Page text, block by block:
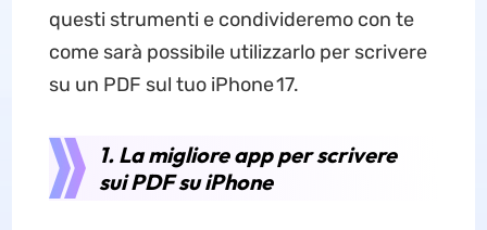
questi strumenti e condivideremo con te
come sarà possibile utilizzarlo per scrivere
su un PDF sul tuo iPhone 17.
1. La migliore app per scrivere
sui PDF su iPhone